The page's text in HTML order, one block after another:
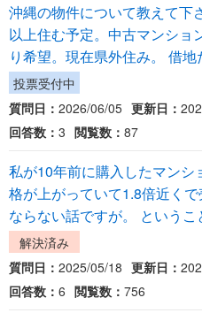
沖縄の物件について教えて下
以上住む予定。中古マンショ
り希望。現在県外住み。 借
投票受付中
質問日： 2026/06/05 更新日：
回答数： 3 閲覧数： 87
私が10年前に購入したマン
格が上がっていて1.8倍近く
ならない話ですが。 というこ
解決済み
質問日： 2025/05/18 更新日：
回答数： 6 閲覧数： 756